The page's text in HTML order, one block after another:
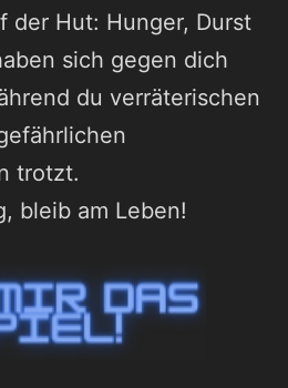
der Hut: Hunger, Durst
sich gegen dich
du verräterischen
trotzt.
bleib am Leben!